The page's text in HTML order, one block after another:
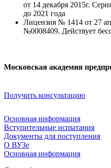
от 14 декабря 2015г.
до 2021 года
Лицензия № 1414 от 27
№0008409. Действует
Московская академия
Получить консультацию
Основная информация
Вступительные испытания
Документы для поступления
О ВУЗе
Основная информация